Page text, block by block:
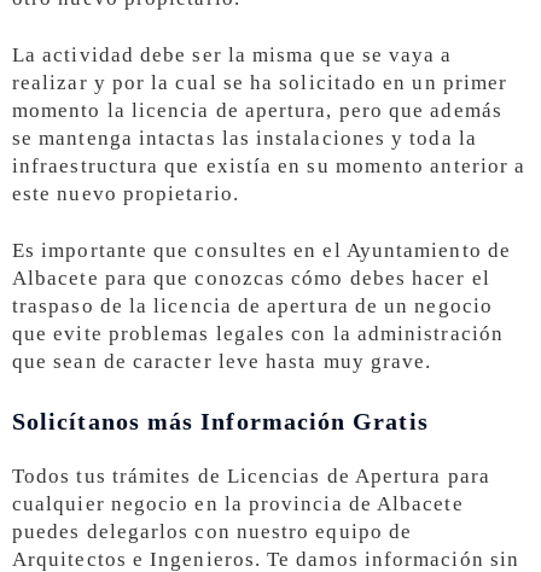
La actividad debe ser la misma que se vaya a
realizar y por la cual se ha solicitado en un primer
momento la licencia de apertura, pero que además
se mantenga intactas las instalaciones y toda la
infraestructura que existía en su momento anterior a
este nuevo propietario.
Es importante que consultes en el Ayuntamiento de
Albacete para que conozcas cómo debes hacer el
traspaso de la licencia de apertura de un negocio
que evite problemas legales con la administración
que sean de caracter leve hasta muy grave.
Solicítanos más Información Gratis
Todos tus trámites de Licencias de Apertura para
cualquier negocio en la provincia de Albacete
puedes delegarlos con nuestro equipo de
Arquitectos e Ingenieros. Te damos información sin